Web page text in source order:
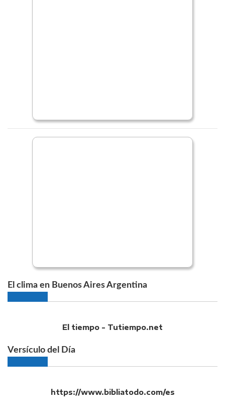
El clima en Buenos Aires Argentina
El tiempo - Tutiempo.net
Versículo del Día
https://www.bibliatodo.com/es